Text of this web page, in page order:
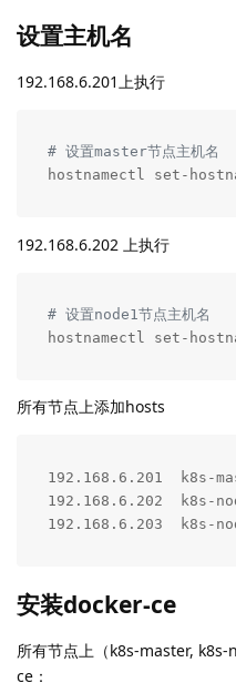
设置主机名
192.168.6.201上执行
# 设置master节点主机名
hostnamectl set-
192.168.6.202 上执行
# 设置node1节点主机名
hostnamectl set-
所有节点上添加hosts
192.168.6.201  k8s-
192.168.6.202  k8s-
192.168.6.203  k8s-
安装docker-ce
所有节点上（k8s-master,
ce：